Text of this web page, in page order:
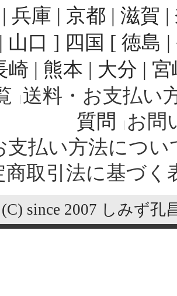
兵庫 | 京都 | 滋賀
山口 ] 四国 [ 徳島
崎 | 熊本 | 大分 |
送料・お支払い
質問
お問
支払い方法につい
商取引法に基づく
since 2007 しみず